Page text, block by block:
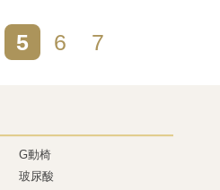
5 6 7
G動椅
玻尿酸